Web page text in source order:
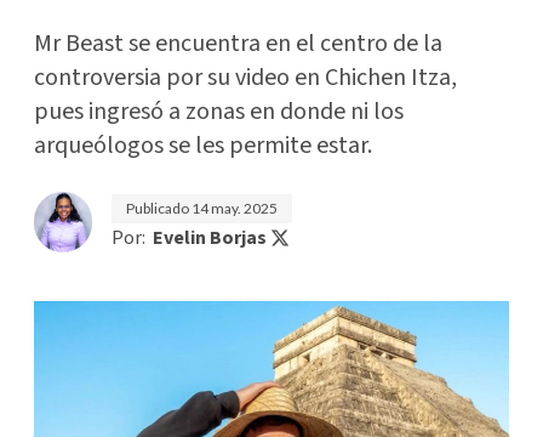
Mr Beast se encuentra en el centro de la
controversia por su video en Chichen Itza,
pues ingresó a zonas en donde ni los
arqueólogos se les permite estar.
Publicado 14 may. 2025
Por: Evelin Borjas